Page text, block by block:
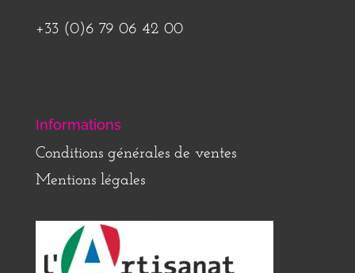
+33 (0)6 79 06 42 00
Informations
Conditions générales de ventes
Mentions légales